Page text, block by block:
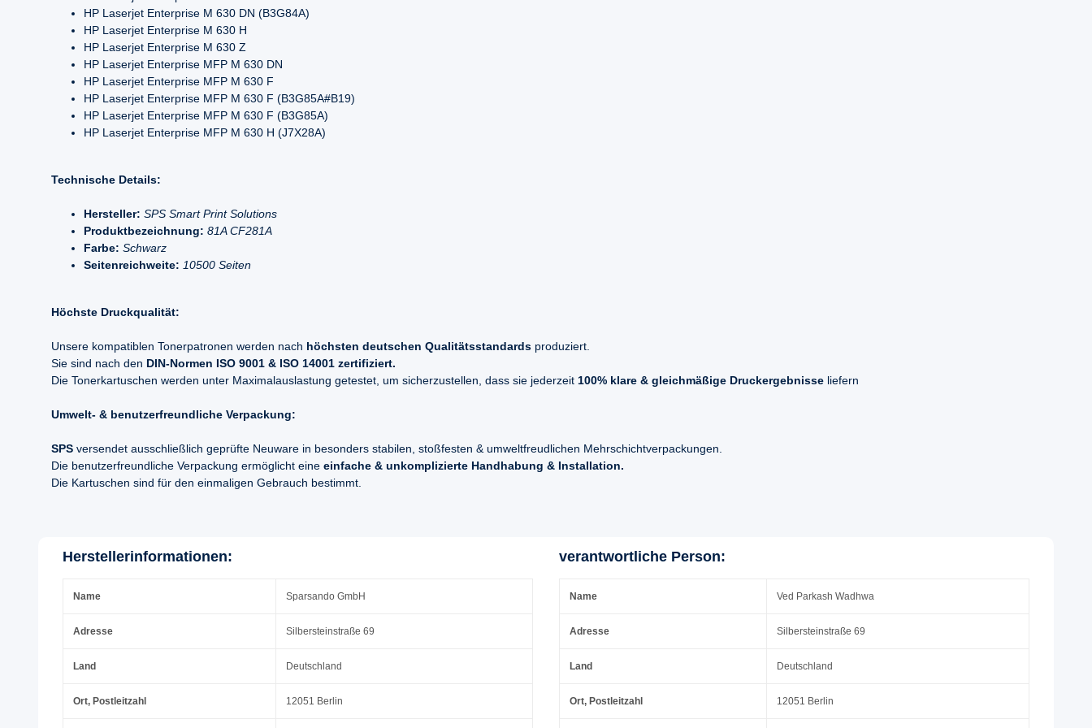
HP Laserjet Enterprise M 630 DN (B3G84A)
HP Laserjet Enterprise M 630 H
HP Laserjet Enterprise M 630 Z
HP Laserjet Enterprise MFP M 630 DN
HP Laserjet Enterprise MFP M 630 F
HP Laserjet Enterprise MFP M 630 F (B3G85A#B19)
HP Laserjet Enterprise MFP M 630 F (B3G85A)
HP Laserjet Enterprise MFP M 630 H (J7X28A)
Technische Details:
Hersteller: SPS Smart Print Solutions
Produktbezeichnung: 81A CF281A
Farbe: Schwarz
Seitenreichweite: 10500 Seiten
Höchste Druckqualität:
Unsere kompatiblen Tonerpatronen werden nach höchsten deutschen Qualitätsstandards produziert.
Sie sind nach den DIN-Normen ISO 9001 & ISO 14001 zertifiziert.
Die Tonerkartuschen werden unter Maximalauslastung getestet, um sicherzustellen, dass sie jederzeit 100% klare & gleichmäßige Druckergebnisse liefern
Umwelt- & benutzerfreundliche Verpackung:
SPS versendet ausschließlich geprüfte Neuware in besonders stabilen, stoßfesten & umweltfreudlichen Mehrschichtverpackungen.
Die benutzerfreundliche Verpackung ermöglicht eine einfache & unkomplizierte Handhabung & Installation.
Die Kartuschen sind für den einmaligen Gebrauch bestimmt.
Herstellerinformationen:
Name Sparsando GmbH
Adresse Silbersteinstraße 69
Land Deutschland
Ort, Postleitzahl 12051 Berlin
verantwortliche Person:
Name Ved Parkash Wadhwa
Adresse Silbersteinstraße 69
Land Deutschland
Ort, Postleitzahl 12051 Berlin